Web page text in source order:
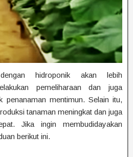
hidroponik akan lebih
pemeliharaan dan juga
penanaman mentimun. Selain itu,
tanaman meningkat dan juga
Jika ingin membudidayakan
berikut ini.